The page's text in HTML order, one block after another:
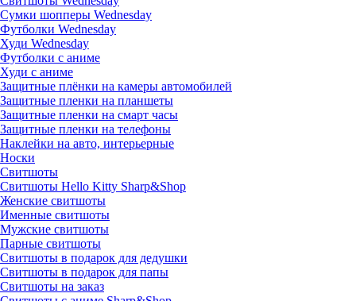
Сумки шопперы Wednesday
Футболки Wednesday
Худи Wednesday
Футболки с аниме
Худи с аниме
Защитные плёнки на камеры автомобилей
Защитные пленки на планшеты
Защитные пленки на смарт часы
Защитные пленки на телефоны
Наклейки на авто, интерьерные
Носки
Свитшоты
Cвитшоты Hello Kitty Sharp&Shop
Женские свитшоты
Именные свитшоты
Мужские свитшоты
Парные свитшоты
Свитшоты в подарок для дедушки
Свитшоты в подарок для папы
Свитшоты на заказ